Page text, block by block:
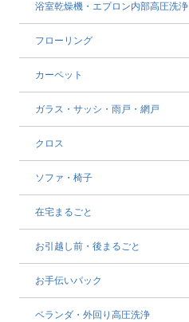
浴室乾燥機・エプロン内部高圧洗浄
フローリング
カーペット
ガラス・サッシ・雨戸・網戸
クロス
ソファ・椅子
在宅まるごと
お引越し前・後まるごと
お手伝いパック
ベランダ・外回り高圧洗浄